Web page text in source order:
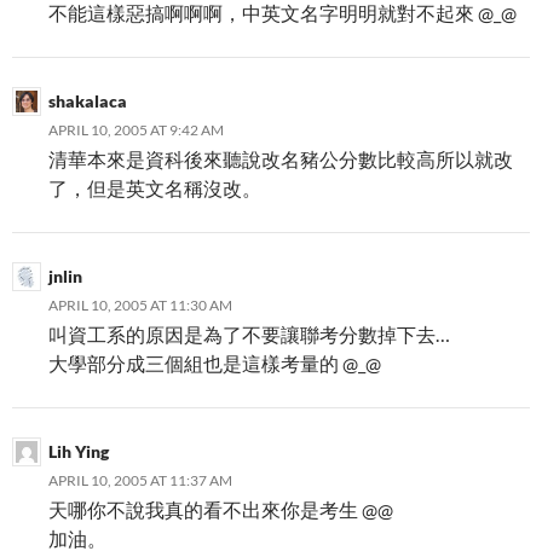
不能這樣惡搞啊啊啊，中英文名字明明就對不起來 @_@
shakalaca
APRIL 10, 2005 AT 9:42 AM
清華本來是資科後來聽說改名豬公分數比較高所以就改
了，但是英文名稱沒改。
jnlin
APRIL 10, 2005 AT 11:30 AM
叫資工系的原因是為了不要讓聯考分數掉下去…
大學部分成三個組也是這樣考量的 @_@
Lih Ying
APRIL 10, 2005 AT 11:37 AM
天哪你不說我真的看不出來你是考生 @@
加油。